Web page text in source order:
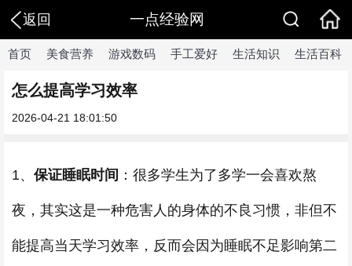
返回 一点经验网
首页 美食营养 游戏数码 手工爱好 生活知识 生活百科
怎么提高学习效率
2026-04-21 18:01:50
1、 保证睡眠时间 ：很多学生为了多学一会喜欢熬
夜，其实这是一种危害人的身体的不良习惯，非但不
能提高当天学习效率，反而会因为睡眠不足影响第二